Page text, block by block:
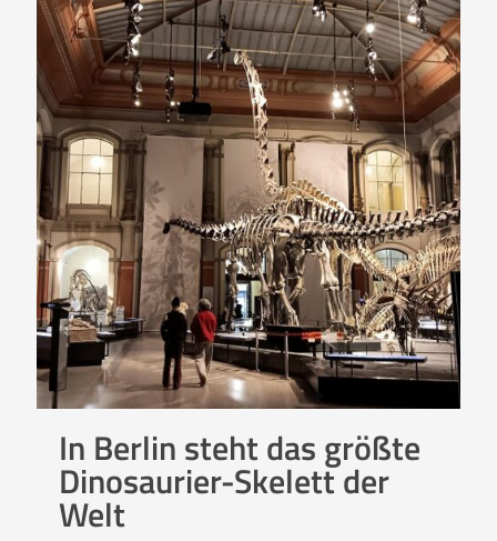
In Berlin steht das größte
Dinosaurier-Skelett der
Welt